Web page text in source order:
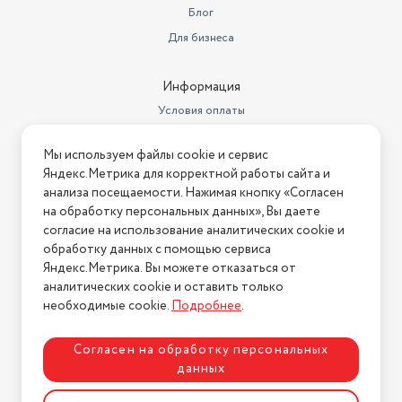
Блог
Для бизнеса
Информация
Условия оплаты
Условия возврата
Нашли ошибку на сайте? Напишите нам
2026 © Интернет-магазин "АстМаркет". У нас есть всё!
Политика конфиденциальности
Разработка сайтаASTDESIGN
Мы используем файлы cookie и сервис
Яндекс.Метрика для корректной работы сайта и
анализа посещаемости. Нажимая кнопку «Согласен
на обработку персональных данных», Вы даете
согласие на использование аналитических cookie и
обработку данных с помощью сервиса
Яндекс.Метрика. Вы можете отказаться от
аналитических cookie и оставить только
необходимые cookie.Подробнее.
Согласен на обработку персональных
данных